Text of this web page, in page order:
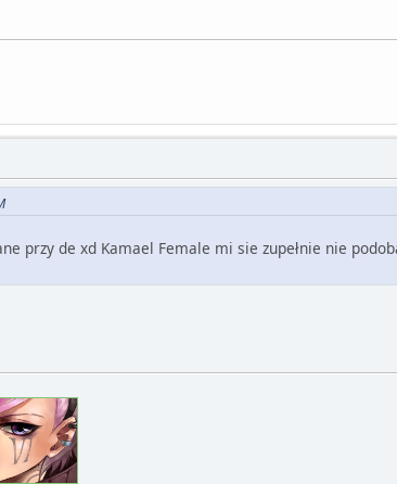
przy de xd Kamael Female mi sie zupełnie nie